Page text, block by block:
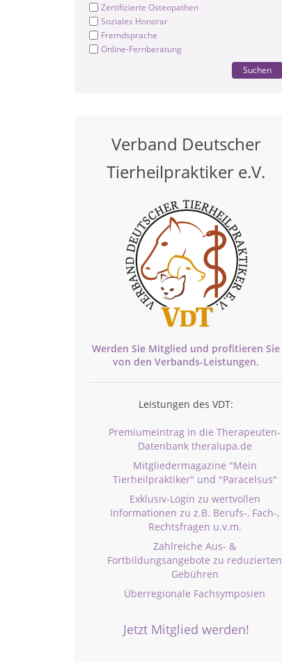
Zertifizierte Osteopathen
Soziales Honorar
Fremdsprache
Online-Fernberatung
Suchen
Verband Deutscher
Tierheilpraktiker e.V.
Werden Sie Mitglied und profitieren Sie
von den Verbands-Leistungen.
Leistungen des VDT:
Premiumeintrag in die Therapeuten-
Datenbank theralupa.de
Mitgliedermagazine "Mein
Tierheilpraktiker" und "Paracelsus"
Exklusiv-Login zu wertvollen
Informationen zu z.B. Berufs-, Fach-,
Rechtsfragen u.v.m.
Zahlreiche Aus- &
Fortbildungsangebote zu reduzierten
Gebühren
Überregionale Fachsymposien
Jetzt Mitglied werden!